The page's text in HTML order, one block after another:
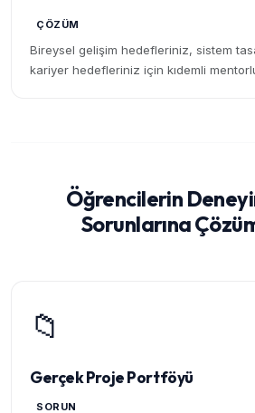
ÇÖZÜM
Bireysel gelişim hedefleriniz, sistem
kariyer hedefleriniz için kıdemli
Öğrencilerin
Sorunlarına
📁
Gerçek Proje Portföyü
SORUN